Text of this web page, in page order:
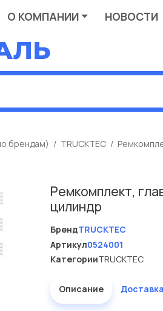
О КОМПАНИИ НОВОСТИ
брендам) TRUCKTEC
Ремкомплект,
цилиндр
БрендTRUCKTEC
Артикул0524001
КатегорииTRUCKTEC
Описание Доставка